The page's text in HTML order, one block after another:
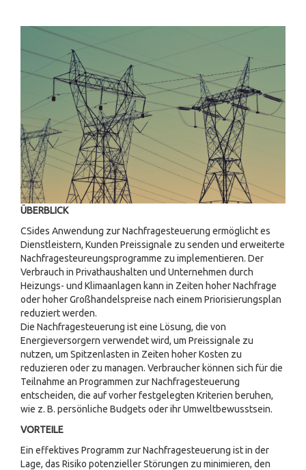
ÜBERBLICK
CSides Anwendung zur Nachfragesteuerung ermöglicht es
Dienstleistern, Kunden Preissignale zu senden und erweiterte
Nachfragesteureungsprogramme zu implementieren. Der
Verbrauch in Privathaushalten und Unternehmen durch
Heizungs- und Klimaanlagen kann in Zeiten hoher Nachfrage
oder hoher Großhandelspreise nach einem Priorisierungsplan
reduziert werden.
Die Nachfragesteuerung ist eine Lösung, die von
Energieversorgern verwendet wird, um Preissignale zu
nutzen, um Spitzenlasten in Zeiten hoher Kosten zu
reduzieren oder zu managen. Verbraucher können sich für die
Teilnahme an Programmen zur Nachfragesteuerung
entscheiden, die auf vorher festgelegten Kriterien beruhen,
wie z. B. persönliche Budgets oder ihr Umweltbewusstsein.
VORTEILE
Ein effektives Programm zur Nachfragesteuerung ist in der
Lage, das Risiko potenzieller Störungen zu minimieren, den